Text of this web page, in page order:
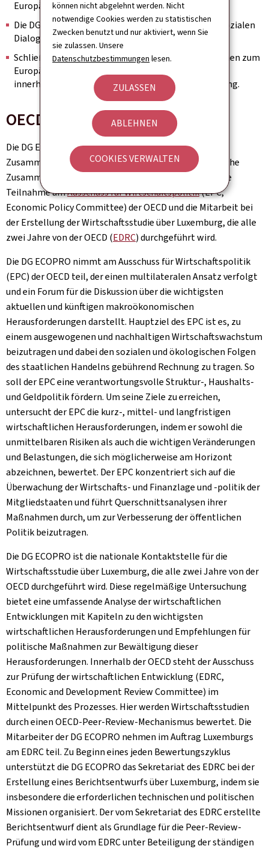
können nicht abgelehnt werden. Nicht
notwendige Cookies werden zu statistischen
Zwecken benutzt und nur aktiviert, wenn Sie
sie zulassen. Unsere
Datenschutzbestimmungen lesen.
ZULASSEN
ABLEHNEN
COOKIES VERWALTEN
Europäischen Semesters veröffentlicht wird.
Die DG ECOPRO beteiligt sich auch am nationalen sozialen
Dialog im Rahmen des Europäischen Semesters.
Schließlich übermittelt die DG ECOPRO Informationen zum
Europäischen Semester an die zuständigen Akteure
innerhalb der luxemburgischen Regierungsverwaltung.
OECD
Die DG ECOPRO erfüllt zwei Hauptaufgaben im
Zusammenhang mit der Organisation für wirtschaftliche
Zusammenarbeit und Entwicklung (OECD), nämlich die
Teilnahme amAusschuss für Wirtschaftspolitik(EPC,
Economic Policy Committee) der OECD und die Mitarbeit bei
der Erstellung der Wirtschaftsstudie über Luxemburg, die alle
zwei Jahre von der OECD (EDRC) durchgeführt wird.
Die DG ECOPRO nimmt am Ausschuss für Wirtschaftspolitik
(EPC) der OECD teil, der einen multilateralen Ansatz verfolgt
und ein Forum für die Diskussion über die wichtigsten
aktuellen und künftigen makroökonomischen
Herausforderungen darstellt. Hauptziel des EPC ist es, zu
einem ausgewogenen und nachhaltigen Wirtschaftswachstum
beizutragen und dabei den sozialen und ökologischen Folgen
des staatlichen Handelns gebührend Rechnung zu tragen. So
soll der EPC eine verantwortungsvolle Struktur-, Haushalts-
und Geldpolitik fördern. Um seine Ziele zu erreichen,
untersucht der EPC die kurz-, mittel- und langfristigen
wirtschaftlichen Herausforderungen, indem er sowohl die
unmittelbaren Risiken als auch die wichtigen Veränderungen
und Belastungen, die sich möglicherweise am Horizont
abzeichnen, bewertet. Der EPC konzentriert sich auf die
Überwachung der Wirtschafts- und Finanzlage und -politik der
Mitgliedstaaten und führt Querschnittsanalysen ihrer
Maßnahmen durch, um zur Verbesserung der öffentlichen
Politik beizutragen.
Die DG ECOPRO ist die nationale Kontaktstelle für die
Wirtschaftsstudie über Luxemburg, die alle zwei Jahre von der
OECD durchgeführt wird. Diese regelmäßige Untersuchung
bietet eine umfassende Analyse der wirtschaftlichen
Entwicklungen mit Kapiteln zu den wichtigsten
wirtschaftlichen Herausforderungen und Empfehlungen für
politische Maßnahmen zur Bewältigung dieser
Herausforderungen. Innerhalb der OECD steht der Ausschuss
zur Prüfung der wirtschaftlichen Entwicklung (EDRC,
Economic and Development Review Committee) im
Mittelpunkt des Prozesses. Hier werden Wirtschaftsstudien
durch einen OECD-Peer-Review-Mechanismus bewertet. Die
Mitarbeiter der DG ECOPRO nehmen im Auftrag Luxemburgs
am EDRC teil. Zu Beginn eines jeden Bewertungszyklus
unterstützt die DG ECOPRO das Sekretariat des EDRC bei der
Erstellung eines Berichtsentwurfs über Luxemburg, indem sie
insbesondere die erforderlichen technischen und politischen
Missionen organisiert. Der vom Sekretariat des EDRC erstellte
Berichtsentwurf dient als Grundlage für die Peer-Review-
Prüfung und wird vom EDRC unter Beteiligung der ständigen